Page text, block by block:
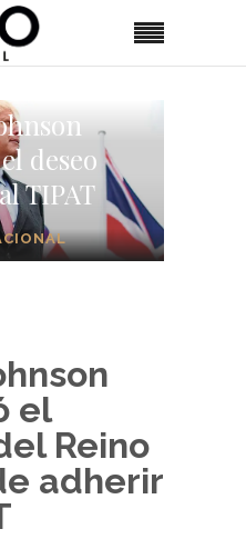
deseo
TIPAT
el
Reino
adherir